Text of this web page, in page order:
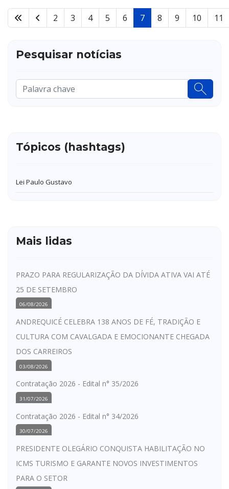
2 3 4 5 6 7 8 9 10 11
Pesquisar notícias
Pesquisar
Tópicos (hashtags)
Lei Paulo Gustavo
Mais lidas
PRAZO PARA REGULARIZAÇÃO DA DÍVIDA ATIVA VAI ATÉ
25 DE SETEMBRO
06/08/2026
ANDREQUICÉ CELEBRA 138 ANOS DE FÉ, TRADIÇÃO E
CULTURA COM CAVALGADA E EMOCIONANTE CHEGADA
DOS CARREIROS
03/08/2026
Contratação 2026 - Edital n° 35/2026
31/07/2026
Contratação 2026 - Edital n° 34/2026
30/07/2026
PRESIDENTE OLEGÁRIO CONQUISTA HABILITAÇÃO NO
ICMS TURISMO E GARANTE NOVOS INVESTIMENTOS
PARA O SETOR